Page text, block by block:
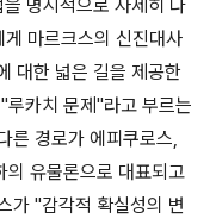
명시적으로 자세히 다
게 마르크스의 신진대사
대한 넓은 길을 제공한
"루카치 문제 "라고 부르는
른 경로가 에피쿠로스,
의 유물론으로 대표되고
가 "감각적 확실성의 변